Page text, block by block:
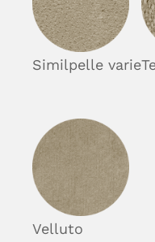
Similpelle varie
Velluto